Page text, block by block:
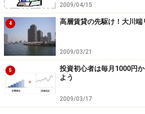
2009/04/15
4 高層賃貸の先駆け！大川端
2009/03/21
5
投資初心者は毎月1000円
よう
2009/03/17